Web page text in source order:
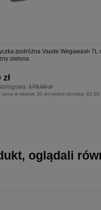
podróżna Vaude Wegawash 7L
zielona
179,00 zł
cena w okresie 30 dni przed obniżką: 82,00
oglądali